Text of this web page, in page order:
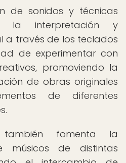
de sonidos y técnicas
la interpretación y
a través de los teclados
de experimentar con
promoviendo la
de obras originales
de diferentes
también fomenta la
músicos de distintas